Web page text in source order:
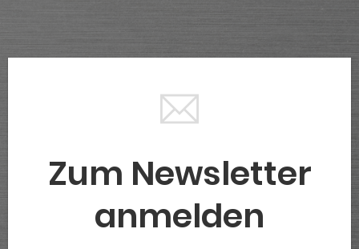
Zum Newsletter
anmelden